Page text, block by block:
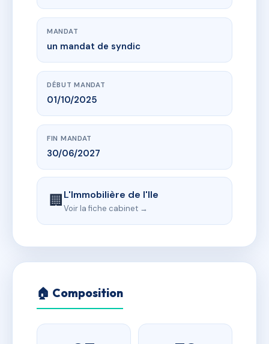
MANDAT
un mandat de syndic
DÉBUT MANDAT
01/10/2025
FIN MANDAT
30/06/2027
🏢L'Immobilière de l'Ile
Voir la fiche cabinet →
🏠 Composition